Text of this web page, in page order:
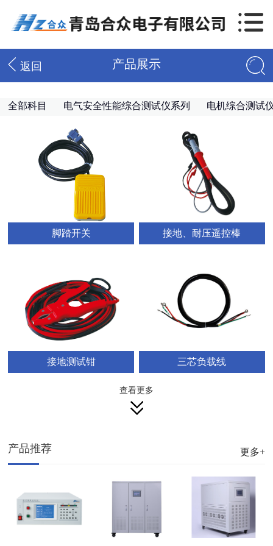
返回 产品展示
全部科目 电气安全性能综合测试仪系列 电机综合测试
脚踏开关 接地、耐压遥控棒
接地测试钳 三芯负载线
查看更多
产品推荐 更多+